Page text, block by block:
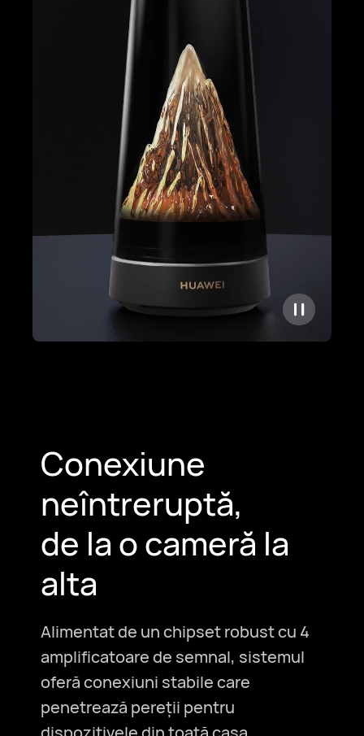
Conexiune
neîntreruptă,
de la o cameră la
alta
Alimentat de un chipset robust cu 4
amplificatoare de semnal, sistemul
oferă conexiuni stabilecare
penetrează pereții pentru